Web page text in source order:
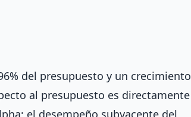
del presupuesto y un crecimiento
al presupuesto es directamente